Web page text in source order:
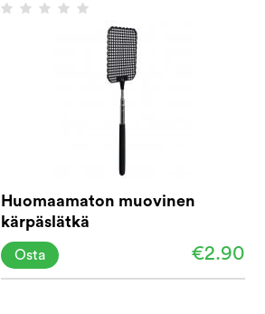
Huomaamaton muovinen
kärpäslätkä
€2.90
Osta